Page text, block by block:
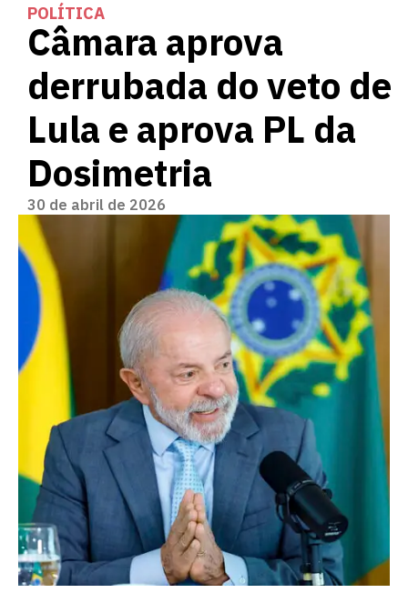
POLÍTICA
Câmara aprova
derrubada do veto de
Lula e aprova PL da
Dosimetria
30 de abril de 2026